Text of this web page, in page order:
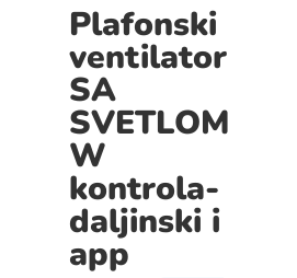
Plafonski
ventilator
SA
SVETLOM
W
kontrola-
daljinski i
app